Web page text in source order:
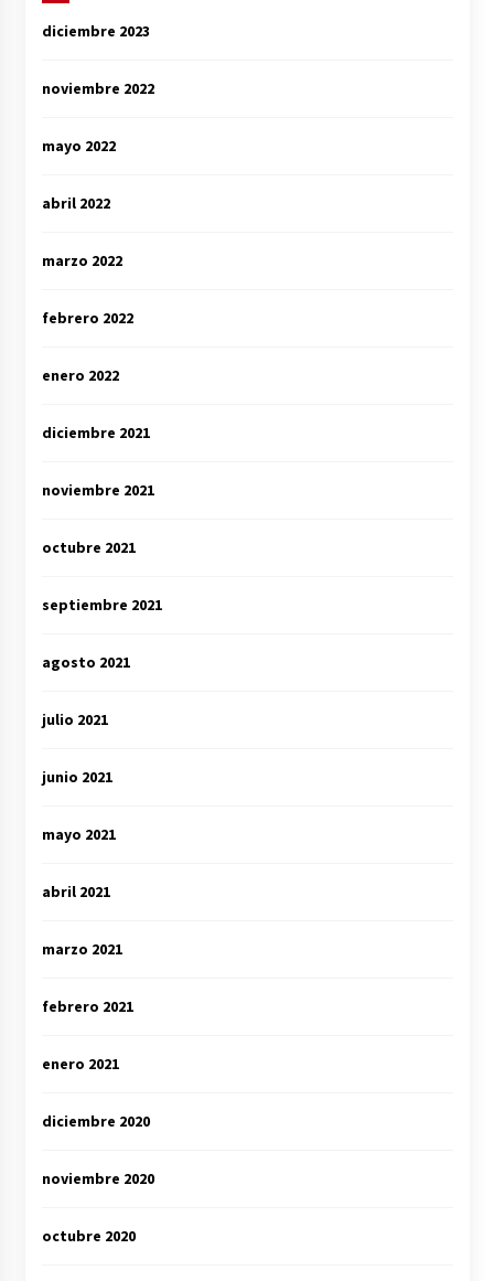
diciembre 2023
noviembre 2022
mayo 2022
abril 2022
marzo 2022
febrero 2022
enero 2022
diciembre 2021
noviembre 2021
octubre 2021
septiembre 2021
agosto 2021
julio 2021
junio 2021
mayo 2021
abril 2021
marzo 2021
febrero 2021
enero 2021
diciembre 2020
noviembre 2020
octubre 2020